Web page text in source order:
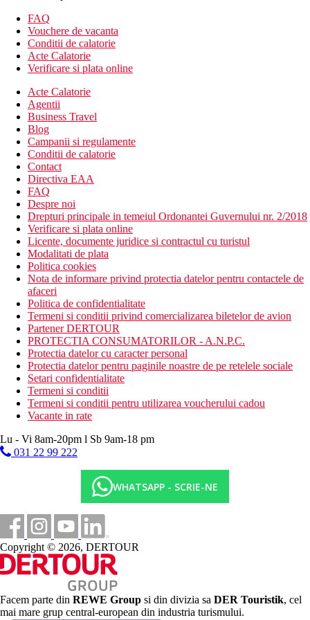
baruri, inclusiv bar pe plaja
coafor
spalatorie
curatatorie chimica
butic
mini-galerie
mini -piata
3 piscine cu terasa pentru plaja
sezlonguri, umbrele si prosoape gratuite
bar la piscina
Descrierea plajei
Plaja cu pietris este chiar langa hotel (se recomanda
incaltamintea pentru intrarea in apa)
Sezlonguri si umbrele gratuite pe plaja
Oferta sportiva
Gratuit: fitness
Contra cost: teren de golf la 33 km
Wellness
Gratuit: baie turceasca - hamam, sauna
Contra cost: masaje, manichiura, yoga, coafor
Mese
Mic dejun
mic dejun tip bufet american
Demipensiune
mic dejun sub forma de bufet american, cina sub forma de
bufet, inclusiv cine tematice
Categoria oficiala
5 stele
Gratuit: WiFi in hol si camere.
Taxa turistica
Incepand cu 2025, in Grecia exista obligatia de a plati taxa
climatica in functie de categoria de hotel. Taxa nu este inclusa in
tariful ofertei si va fi achitata de catre client la receptia hotelului.
Noile taxe de statiune in Grecia sunt (Aprilie – Octombrie):
15.00 €. Tarifele afisate sunt pe camera/noapte.
Distanţe
FAQ
Vouchere de vacanta
Conditii de calatorie
Acte Calatorie
Verificare si plata online
Acte Calatorie
Agentii
Business Travel
Blog
Campanii si regulamente
Conditii de calatorie
Contact
Directiva EAA
FAQ
Despre noi
Drepturi principale in temeiul Ordonantei Guvernului nr. 2/2018
Verificare si plata online
Licente, documente juridice si contractul cu turistul
Modalitati de plata
Politica cookies
Nota de informare privind protectia datelor pentru contactele de
afaceri
Politica de confidentialitate
Termeni si conditii privind comercializarea biletelor de avion
Partener DERTOUR
PROTECTIA CONSUMATORILOR - A.N.P.C.
Protectia datelor cu caracter personal
Protectia datelor pentru paginile noastre de pe retelele sociale
Setari confidentialitate
Termeni si conditii
Termeni si conditii pentru utilizarea voucherului cadou
Vacante in rate
Lu - Vi 8am-20pm l Sb 9am-18 pm
031 22 99 222
WHATSAPP - SCRIE-NE
Copyright © 2026, DERTOUR
Facem parte din REWE Group si din divizia sa DER Touristik, cel
mai mare grup central-european din industria turismului.